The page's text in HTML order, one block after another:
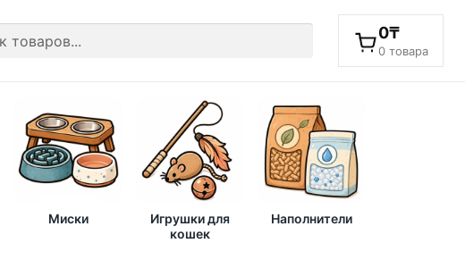
0₸
0 товара
Миски
Игрушки для
кошек
Наполнители